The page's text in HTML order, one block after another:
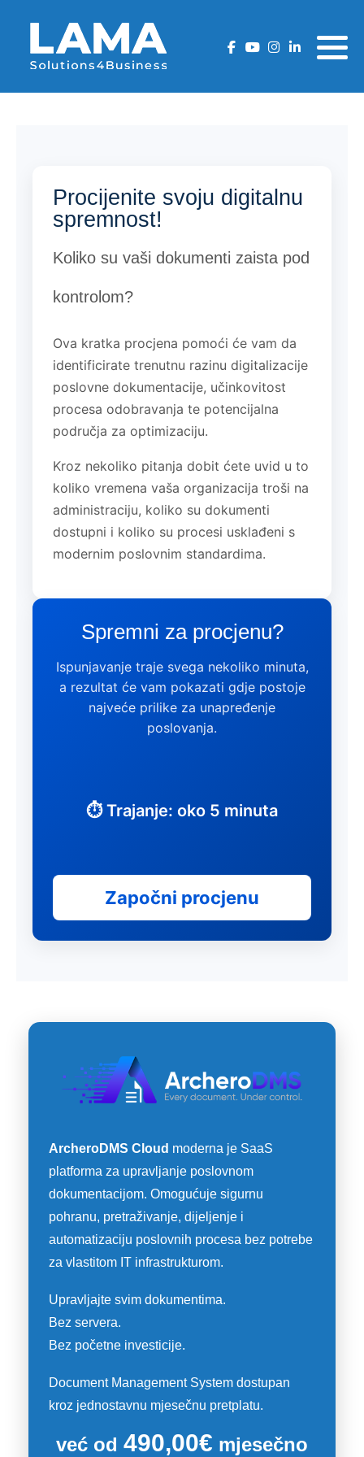
Procijenite svoju digitalnu
spremnost!
Koliko su vaši dokumenti zaista pod
kontrolom?
Ova kratka procjena pomoći će vam da
identificirate trenutnu razinu digitalizacije
poslovne dokumentacije, učinkovitost
procesa odobravanja te potencijalna
područja za optimizaciju.
Kroz nekoliko pitanja dobit ćete uvid u to
koliko vremena vaša organizacija troši na
administraciju, koliko su dokumenti
dostupni i koliko su procesi usklađeni s
modernim poslovnim standardima.
Spremni za procjenu?
Ispunjavanje traje svega nekoliko minuta,
a rezultat će vam pokazati gdje postoje
najveće prilike za unapređenje
poslovanja.
⏱ Trajanje: oko 5 minuta
Započni procjenu
ArcheroDMS Cloud moderna je SaaS
platforma za upravljanje poslovnom
dokumentacijom. Omogućuje sigurnu
pohranu, pretraživanje, dijeljenje i
automatizaciju poslovnih procesa bez potrebe
za vlastitom IT infrastrukturom.
Upravljajte svim dokumentima.
Bez servera.
Bez početne investicije.
Document Management System dostupan
kroz jednostavnu mjesečnu pretplatu.
već od 490,00€ mjesečno
Zašto LAFMS DMS?
Security
AcheroDMS Cloud rješenje
ArcheroDMS Cloud
Cjenik Hrvatska
Cjenik Srbija
Cjenik Slovenija
LaFMS DMS